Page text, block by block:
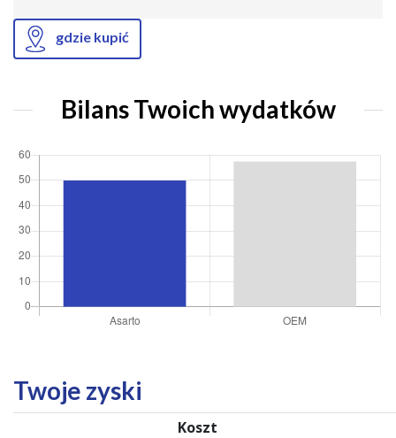
gdzie kupić
Bilans Twoich wydatków
Twoje zyski
Koszt